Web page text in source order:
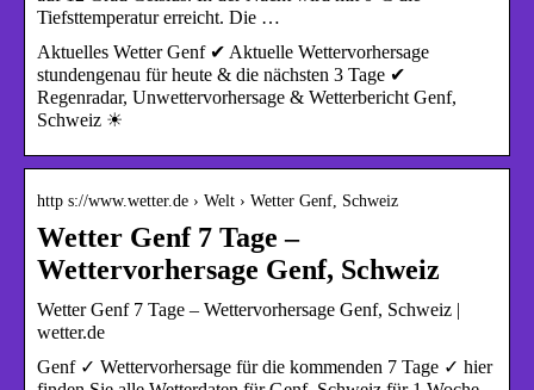
Tiefsttemperatur erreicht. Die …
Aktuelles Wetter Genf ✔ Aktuelle Wettervorhersage
stundengenau für heute & die nächsten 3 Tage ✔
Regenradar, Unwettervorhersage & Wetterbericht Genf,
Schweiz ☀
http s://www.wetter.de › Welt › Wetter Genf, Schweiz
Wetter Genf 7 Tage –
Wettervorhersage Genf, Schweiz
Wetter Genf 7 Tage – Wettervorhersage Genf, Schweiz |
wetter.de
Genf ✓ Wettervorhersage für die kommenden 7 Tage ✓ hier